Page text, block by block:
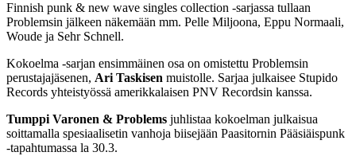
Finnish punk & new wave singles collection -sarjassa tullaan
Problemsin jälkeen näkemään mm. Pelle Miljoona, Eppu Normaali,
Woude ja Sehr Schnell.
Kokoelma -sarjan ensimmäinen osa on omistettu Problemsin
perustajajäsenen, Ari Taskisen muistolle. Sarjaa julkaisee Stupido
Records yhteistyössä amerikkalaisen PNV Recordsin kanssa.
Tumppi Varonen & Problems juhlistaa kokoelman julkaisua
soittamalla spesiaalisetin vanhoja biisejään Paasitornin Pääsiäispunk
-tapahtumassa la 30.3.